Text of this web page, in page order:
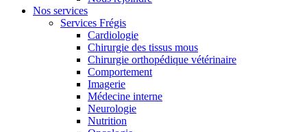
Nos services
Services Frégis
Cardiologie
Chirurgie des tissus mous
Chirurgie orthopédique vétérinaire
Comportement
Imagerie
Médecine interne
Neurologie
Nutrition